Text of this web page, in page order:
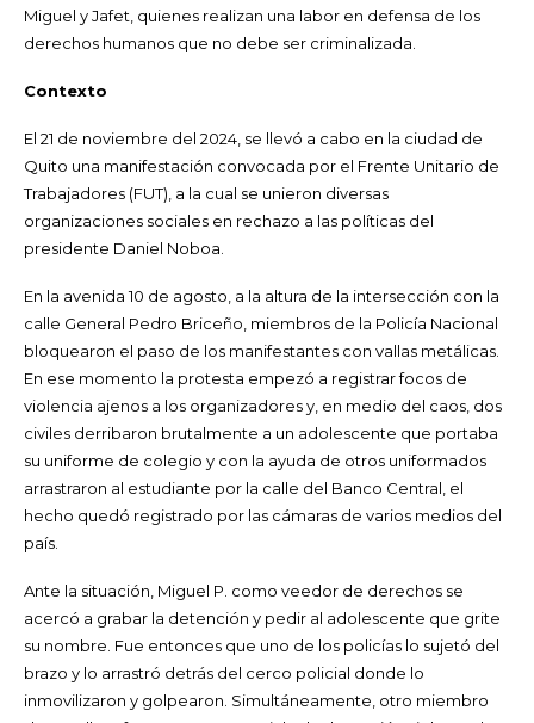
Miguel y Jafet, quienes realizan una labor en defensa de los
derechos humanos que no debe ser criminalizada.
Contexto
El 21 de noviembre del 2024, se llevó a cabo en la ciudad de
Quito una manifestación convocada por el Frente Unitario de
Trabajadores (FUT), a la cual se unieron diversas
organizaciones sociales en rechazo a las políticas del
presidente Daniel Noboa.
En la avenida 10 de agosto, a la altura de la intersección con la
calle General Pedro Briceño, miembros de la Policía Nacional
bloquearon el paso de los manifestantes con vallas metálicas.
En ese momento la protesta empezó a registrar focos de
violencia ajenos a los organizadores y, en medio del caos, dos
civiles derribaron brutalmente a un adolescente que portaba
su uniforme de colegio y con la ayuda de otros uniformados
arrastraron al estudiante por la calle del Banco Central, el
hecho quedó registrado por las cámaras de varios medios del
país.
Ante la situación, Miguel P. como veedor de derechos se
acercó a grabar la detención y pedir al adolescente que grite
su nombre. Fue entonces que uno de los policías lo sujetó del
brazo y lo arrastró detrás del cerco policial donde lo
inmovilizaron y golpearon. Simultáneamente, otro miembro